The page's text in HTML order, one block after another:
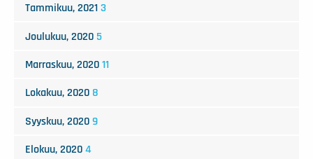
Tammikuu, 2021 3
Joulukuu, 2020 5
Marraskuu, 2020 11
Lokakuu, 2020 8
Syyskuu, 2020 9
Elokuu, 2020 4